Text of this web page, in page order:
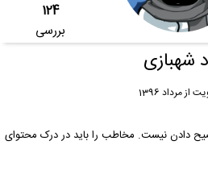
124
بررسی
شهبازی
از مرداد 1396
دادن نیست. مخاطب را باید در درک محتوای